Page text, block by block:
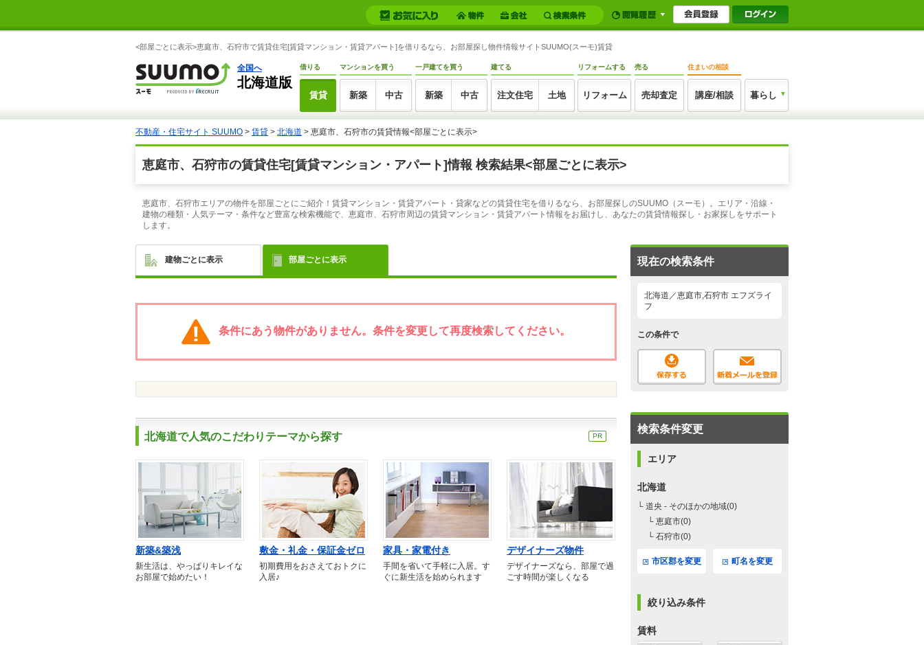
<部屋ごとに表示>恵庭市、石狩市で賃貸住宅[賃貸マンション・賃貸アパート]を借りるなら、お部屋探し物件情報サイトSUUMO(スーモ)賃貸
全国へ
北海道版
借りる
賃貸
マンションを買う
新築 中古
一戸建てを買う
新築 中古
建てる
注文住宅 土地
リフォームする
リフォーム
売る
売却査定
住まいの相談
講座/相談 暮らし
不動産・住宅サイト SUUMO > 賃貸 > 北海道 > 恵庭市、石狩市の賃貸情報<部屋ごとに表示>
恵庭市、石狩市の賃貸住宅[賃貸マンション・アパート]情報 検索結果<部屋ごとに表示>
恵庭市、石狩市エリアの物件を部屋ごとにご紹介！賃貸マンション・賃貸アパート・貸家などの賃貸住宅を借りるなら、お部屋探しのSUUMO（スーモ）。エリア・沿線・
建物の種類・人気テーマ・条件など豊富な検索機能で、恵庭市、石狩市周辺の賃貸マンション・賃貸アパート情報をお届けし、あなたの賃貸情報探し・お家探しをサポート
します。
建物ごとに表示 部屋ごとに表示
条件にあう物件がありません。条件を変更して再度検索してください。
北海道で人気のこだわりテーマから探す PR
新築&築浅
新生活は、やっぱりキレイな
お部屋で始めたい！
敷金・礼金・保証金ゼロ
初期費用をおさえておトクに
入居♪
家具・家電付き
手間を省いて手軽に入居。す
ぐに新生活を始められます
デザイナーズ物件
デザイナーズなら、部屋で過
ごす時間が楽しくなる
現在の検索条件
北海道／恵庭市,石狩市 エフズライ
フ
この条件で
検索条件変更
エリア
北海道
└ 道央 - そのほかの地域(0)
└ 恵庭市(0)
└ 石狩市(0)
市区郡を変更 町名を変更
絞り込み条件
賃料